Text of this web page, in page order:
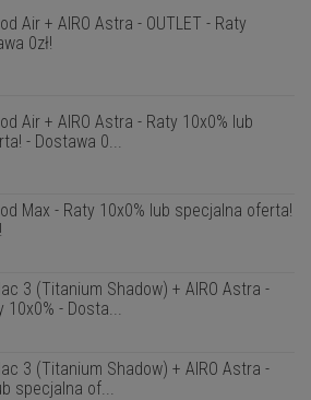
Air + AIRO Astra - OUTLET - Raty
0zł!
Air + AIRO Astra - Raty 10x0% lub
- Dostawa 0...
Max - Raty 10x0% lub specjalna oferta!
3 (Titanium Shadow) + AIRO Astra -
10x0% - Dosta...
3 (Titanium Shadow) + AIRO Astra -
specjalna of...